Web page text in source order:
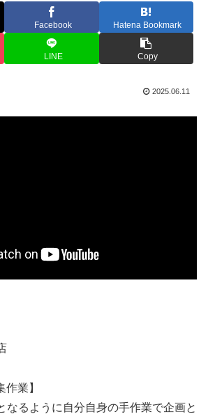
Facebook Hatena Bookmark
LINE Copy
2025.06.11
作業】
なるように自分自身の手作業で企画と